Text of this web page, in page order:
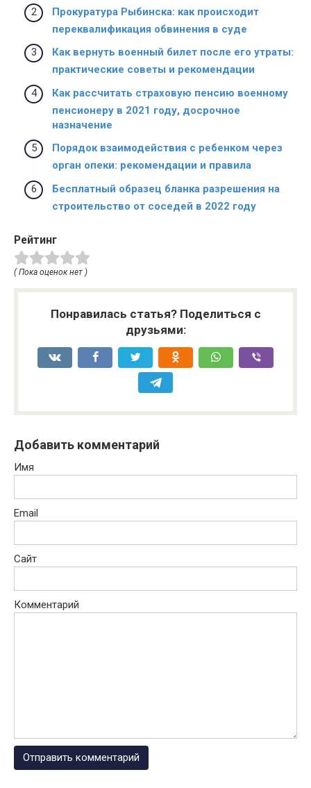
Прокуратура Рыбинска: как происходит
переквалификация обвинения в суде
Как вернуть военный билет после его утраты:
практические советы и рекомендации
Как рассчитать страховую пенсию военному
пенсионеру в 2021 году, досрочное
назначение
Порядок взаимодействия с ребенком через
орган опеки: рекомендации и правила
Бесплатный образец бланка разрешения на
строительство от соседей в 2022 году
Рейтинг
( Пока оценок нет )
Понравилась статья? Поделиться с
друзьями:
Добавить комментарий
Имя
Email
Сайт
Комментарий